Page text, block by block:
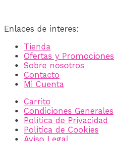
Enlaces de interes:
Tienda
Ofertas y Promociones
Sobre nosotros
Contacto
Mi Cuenta
Carrito
Condiciones Generales
Política de Privacidad
Política de Cookies